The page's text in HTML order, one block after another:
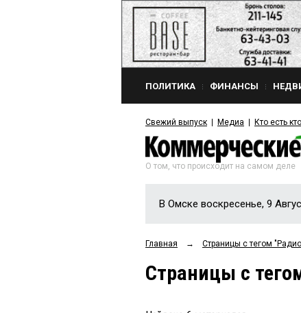
ПОЛИТИКА ФИНАНСЫ
Свежий выпуск Медиа Кто есть кто
О том, что происходит на самом деле
В Омске воскресенье, 9
Главная → Страницы c тегом
Страницы c